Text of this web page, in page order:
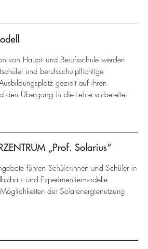
von Haupt- und Berufsschule werden
und berufsschulpflichtige
gezielt auf ihren
den Übergang in die Lehre vorbereitet.
„Prof. Solarius“
führen Schülerinnen und Schüler in
und Experimentiermodelle
der Solarenergienutzung